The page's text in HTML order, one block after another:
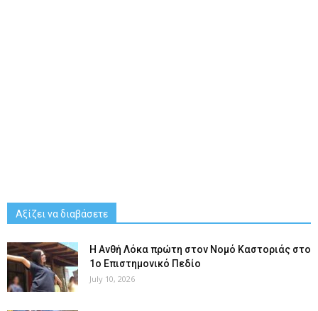
Αξίζει να διαβάσετε
Η Ανθή Λόκα πρώτη στον Νομό Καστοριάς στο
1ο Επιστημονικό Πεδίο
July 10, 2026